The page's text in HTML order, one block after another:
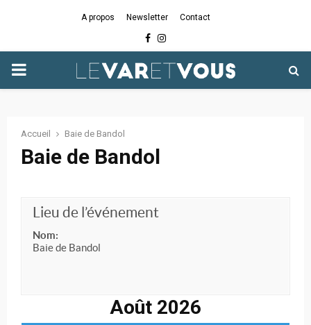
A propos Newsletter Contact
Facebook
Instagram
PRIMARY
Accueil Baie de Bandol
Baie de Bandol
Lieu de l’événement
Nom:
Baie de Bandol
Août 2026